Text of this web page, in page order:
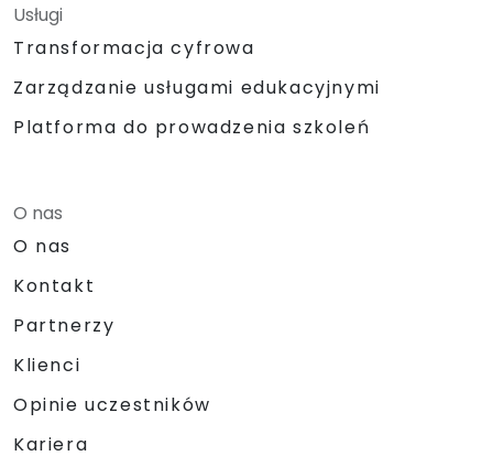
Usługi
Transformacja cyfrowa
Zarządzanie usługami edukacyjnymi
Platforma do prowadzenia szkoleń
O nas
O nas
Kontakt
Partnerzy
Klienci
Opinie uczestników
Kariera